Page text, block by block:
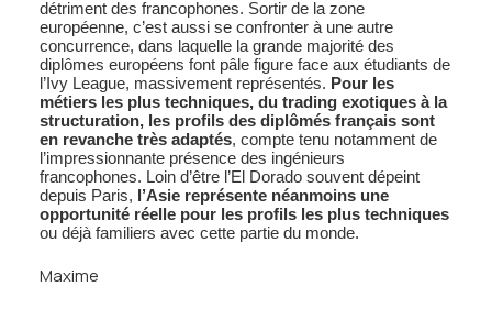
détriment des francophones. Sortir de la zone
européenne, c’est aussi se confronter à une autre
concurrence, dans laquelle la grande majorité des
diplômes européens font pâle figure face aux étudiants de
l’Ivy League, massivement représentés. Pour les
métiers les plus techniques, du trading exotiques à la
structuration, les profils des diplômés français sont
en revanche très adaptés, compte tenu notamment de
l’impressionnante présence des ingénieurs
francophones. Loin d’être l’El Dorado souvent dépeint
depuis Paris, l’Asie représente néanmoins une
opportunité réelle pour les profils les plus techniques
ou déjà familiers avec cette partie du monde.
Maxime